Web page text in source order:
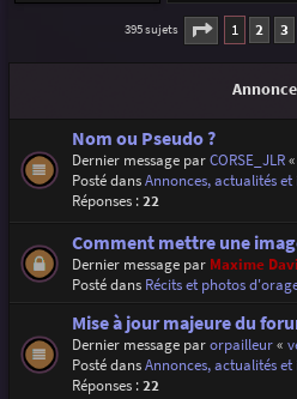
395 sujets Page 1sur
1 2 3
Nom ou Pseudo ?
Dernier message parCORSE_JLR«
Posté dansAnnonces, actualités
Réponses :22
Comment mettre une
Dernier message par Maxime
Posté dans Récits et photos
Mise à jour majeure du
Dernier message parorpailleur«
Posté dansAnnonces, actualités
Réponses :22